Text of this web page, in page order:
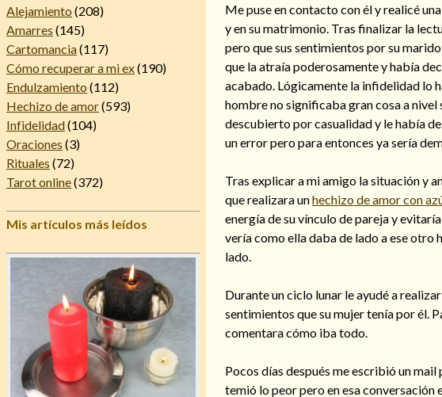
Alejamiento (208)
Amarres (145)
Cartomancia(117)
Cómo recuperar a mi ex(190)
Endulzamiento (112)
Hechizo de amor(593)
Infidelidad(104)
Oraciones (3)
Rituales (72)
Tarot online(372)
Mis artículos más leídos
Me puse en contacto con él y realicé
y en su matrimonio. Tras finalizar la
pero que sus sentimientos por su
que la atraía poderosamente y había
acabado. Lógicamente la infidelidad lo
hombre no significaba gran cosa a nivel
descubierto por casualidad y le había
un error pero para entonces ya sería
Tras explicar a mi amigo la situación y
que realizara unhechizo de amor con
energía de su vínculo de pareja y
vería como ella daba de lado a ese otro
lado.
Durante un ciclo lunar le ayudé a
sentimientos que su mujer tenía por él.
comentara cómo iba todo.
Pocos días después me escribió un
temió lo peor pero en esa conversación